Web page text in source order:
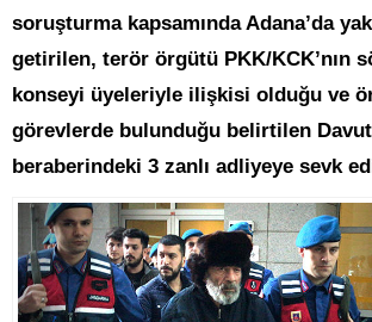
soruşturma kapsamında Adana’da
getirilen, terör örgütü PKK/KCK’nın
konseyi üyeleriyle ilişkisi olduğu ve
görevlerde bulunduğu belirtilen
beraberindeki 3 zanlı adliyeye sevk